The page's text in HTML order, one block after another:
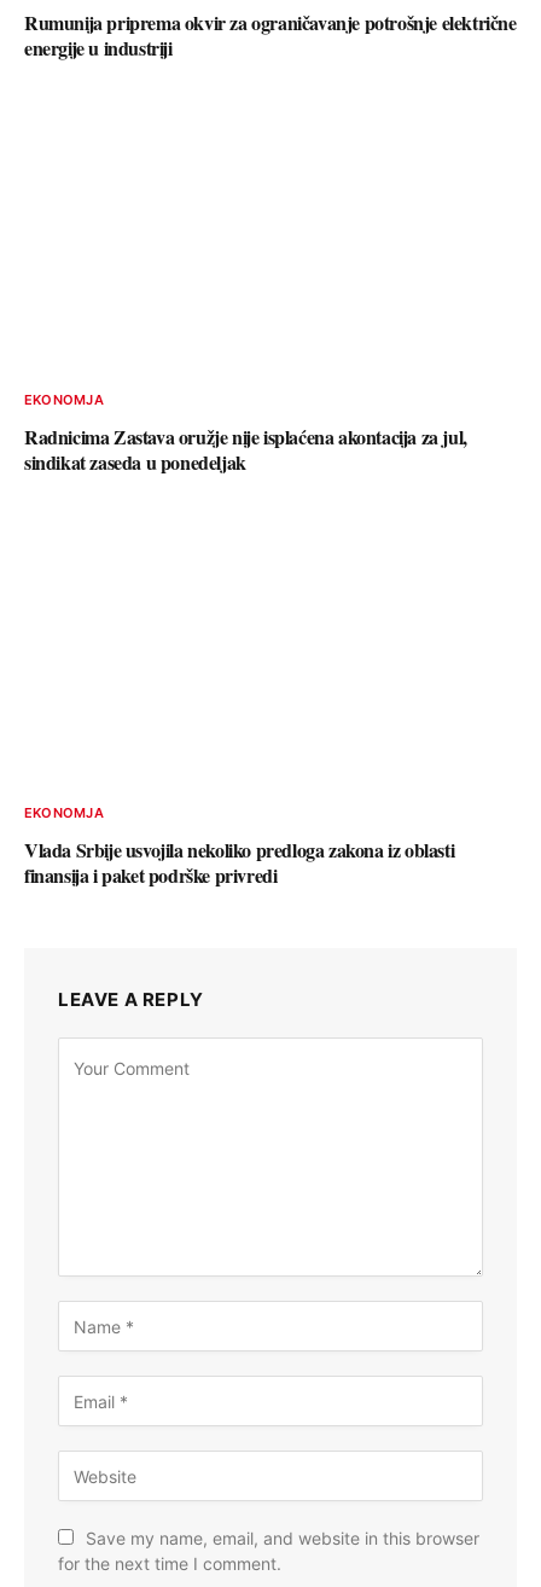
Rumunija priprema okvir za ograničavanje potrošnje električne
energije u industriji
EKONOMJA
Radnicima Zastava oružje nije isplaćena akontacija za jul,
sindikat zaseda u ponedeljak
EKONOMJA
Vlada Srbije usvojila nekoliko predloga zakona iz oblasti
finansija i paket podrške privredi
LEAVE A REPLY
Save my name, email, and website in this browser
for the next time I comment.